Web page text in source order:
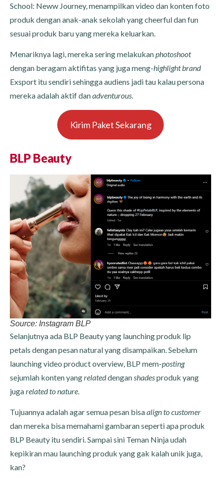
School: Neww Journey, menampilkan video dan konten foto
produk dengan anak-anak sekolah yang cheerful dan fun
sesuai produk baru yang mereka keluarkan.
Menariknya lagi, mereka sering melakukanphotoshoot
dengan beragam aktifitas yang juga meng-highlight brand
Exsport itu sendiri sehingga audiens jadi tau kalau persona
mereka adalah aktif danadventurous.
Kirim Paket Sekarang
BLP Beauty
Source: Instagram BLP
Selanjutnya ada BLP Beauty yang launching produk lip
petals dengan pesan natural yang disampaikan. Sebelum
launching video product overview, BLP mem-posting
sejumlah konten yangrelateddengan shadesproduk yang
jugarelated to nature
Tujuannya adalah agar semua pesan bisaalignto customer
dan mereka bisa memahami gambaran seperti apa produk
BLP Beauty itu sendiri. Sampai sini Teman Ninja udah
kepikiran mau launching produk yang gak kalah unik juga,
kan?